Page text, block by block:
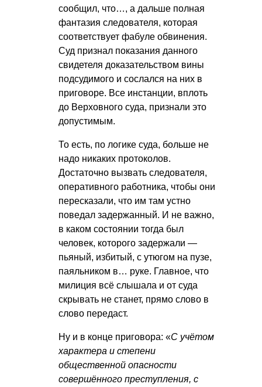
сообщил, что…, а дальше полная
фантазия следователя, которая
соответствует фабуле обвинения.
Суд признал показания данного
свидетеля доказательством вины
подсудимого и сослался на них в
приговоре. Все инстанции, вплоть
до Верховного суда, признали это
допустимым.
То есть, по логике суда, больше не
надо никаких протоколов.
Достаточно вызвать следователя,
оперативного работника, чтобы они
пересказали, что им там устно
поведал задержанный. И не важно,
в каком состоянии тогда был
человек, которого задержали —
пьяный, избитый, с утюгом на пузе,
паяльником в… руке. Главное, что
милиция всё слышала и от суда
скрывать не станет, прямо слово в
слово передаст.
Ну и в конце приговора: «С учётом
характера и степени
общественной опасности
совершённого преступления, с